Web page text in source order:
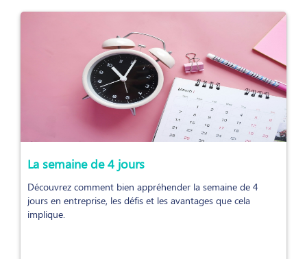
La semaine de 4 jours
Découvrez comment bien appréhender la semaine de 4
jours en entreprise, les défis et les avantages que cela
implique.